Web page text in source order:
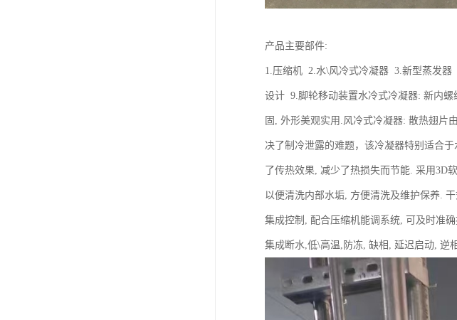
产品主要部件:
1.压缩机 2.水\风冷式冷凝器 3.新型蒸发
设计 9.脚轮移动装置水冷式冷凝器: 新内螺
固, 外形美观实用.风冷式冷凝器: 散热翅片
决了制冷泄露的难题，该冷凝器特别适合
了传热效果, 减少了热损失而节能. 采用3D
以便清洗内部水垢, 方便清洗及维护保养.
集成控制, 配合压缩机能调系统, 可及时准
集成断水,低\高温,防冻, 缺相, 延迟启动, 逆